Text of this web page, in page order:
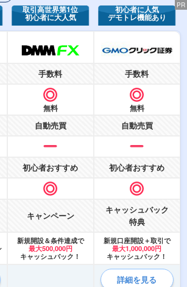
PR
取引高世界第1位
初心者に大人気
初心者に人気
デモトレ機能あり
手数料 手数料
無料 無料
自動売買 自動売買
初心者おすすめ 初心者おすすめ
キャンペーン
キャッシュバック
特典
新規開設＆条件達成で
最大500,000円
キャッシュバック！
新規口座開設＋取引で
最大1,000,000円
キャッシュバック！
詳細を見る